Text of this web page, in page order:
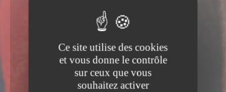
Ce site utilise des cookies
et vous donne le contrôle
sur ceux que vous
souhaitez activer